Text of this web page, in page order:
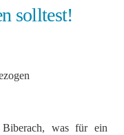
solltest!
was für ein